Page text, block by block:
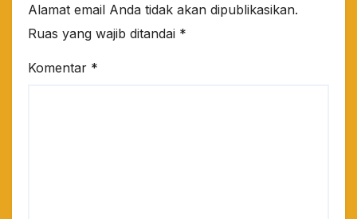
Alamat email Anda tidak akan dipublikasikan.
Ruas yang wajib ditandai *
Komentar *